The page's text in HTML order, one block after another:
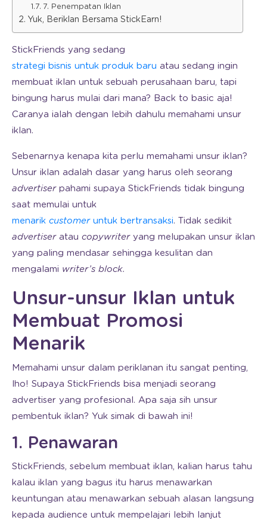
7. Penempatan Iklan
Yuk, Beriklan Bersama StickEarn!
StickFriends yang sedang
strategi bisnis untuk produk baru atau sedang ingin
membuat iklan untuk sebuah perusahaan baru, tapi
bingung harus mulai dari mana? Back to basic aja!
Caranya ialah dengan lebih dahulu memahami unsur
iklan.
Sebenarnya kenapa kita perlu memahami unsur iklan?
Unsur iklan adalah dasar yang harus oleh seorang
advertiser pahami supaya StickFriends tidak bingung
saat memulai untuk
menarik customer untuk bertransaksi. Tidak sedikit
advertiseratau copywriteryang melupakan unsur iklan
yang paling mendasar sehingga kesulitan dan
mengalami writer’s block.
Unsur-unsur Iklan untuk
Membuat Promosi
Menarik
Memahami unsur dalam periklanan itu sangat penting,
lho! Supaya StickFriends bisa menjadi seorang
advertiser yang profesional. Apa saja sih unsur
pembentuk iklan? Yuk simak di bawah ini!
1. Penawaran
StickFriends, sebelum membuat iklan, kalian harus tahu
kalau iklan yang bagus itu harus menawarkan
keuntungan atau menawarkan sebuah alasan langsung
kepada audience untuk mempelajari lebih lanjut